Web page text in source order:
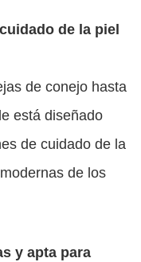
de la piel
de conejo hasta
está diseñado
de cuidado de la
de los
y apta para